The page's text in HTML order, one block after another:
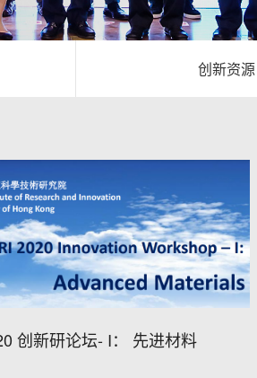
创新资源
创新研论坛- I： 先进材料